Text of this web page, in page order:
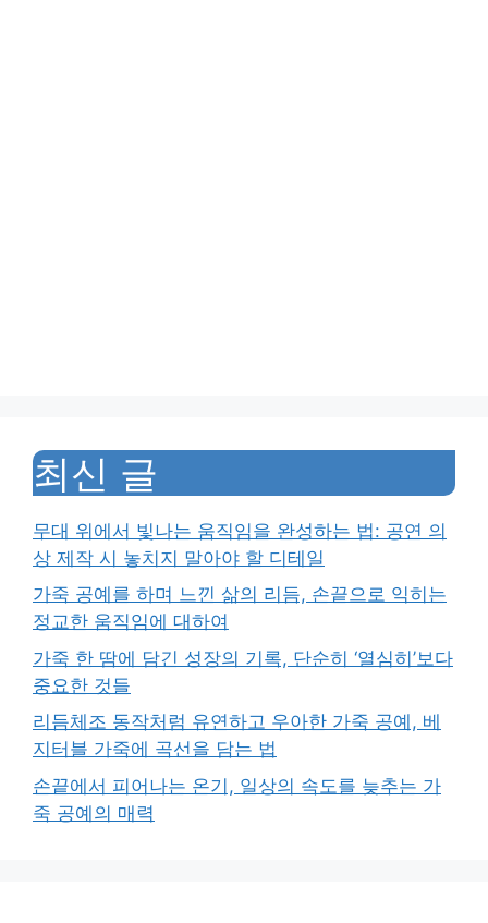
최신 글
무대 위에서 빛나는 움직임을 완성하는 법: 공연 의
상 제작 시 놓치지 말아야 할 디테일
가죽 공예를 하며 느낀 삶의 리듬, 손끝으로 익히는
정교한 움직임에 대하여
가죽 한 땀에 담긴 성장의 기록, 단순히 ‘열심히’보다
중요한 것들
리듬체조 동작처럼 유연하고 우아한 가죽 공예, 베
지터블 가죽에 곡선을 담는 법
손끝에서 피어나는 온기, 일상의 속도를 늦추는 가
죽 공예의 매력